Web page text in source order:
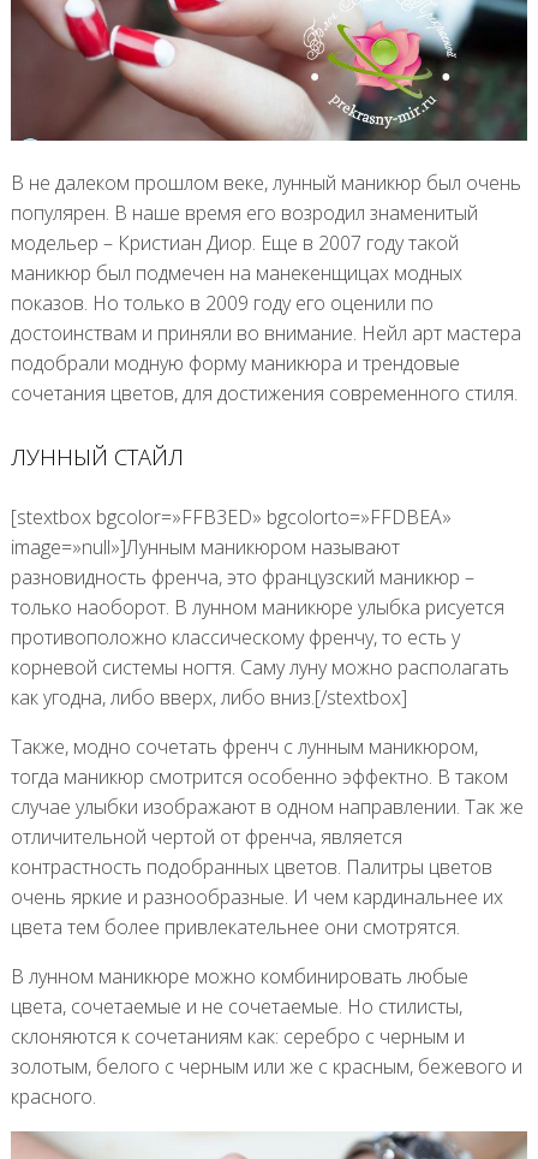
В не далеком прошлом веке, лунный маникюр был очень
популярен. В наше время его возродил знаменитый
модельер – Кристиан Диор. Еще в 2007 году такой
маникюр был подмечен на манекенщицах модных
показов. Но только в 2009 году его оценили по
достоинствам и приняли во внимание. Нейл арт мастера
подобрали модную форму маникюра и трендовые
сочетания цветов, для достижения современного стиля.
ЛУННЫЙ СТАЙЛ
[stextbox bgcolor=»FFB3ED» bgcolorto=»FFDBEA»
image=»null»]Лунным маникюром называют
разновидность френча, это французский маникюр –
только наоборот. В лунном маникюре улыбка рисуется
противоположно классическому френчу, то есть у
корневой системы ногтя. Саму луну можно располагать
как угодна, либо вверх, либо вниз.[/stextbox]
Также, модно сочетать френч с лунным маникюром,
тогда маникюр смотрится особенно эффектно. В таком
случае улыбки изображают в одном направлении. Так же
отличительной чертой от френча, является
контрастность подобранных цветов. Палитры цветов
очень яркие и разнообразные. И чем кардинальнее их
цвета тем более привлекательнее они смотрятся.
В лунном маникюре можно комбинировать любые
цвета, сочетаемые и не сочетаемые. Но стилисты,
склоняются к сочетаниям как: серебро с черным и
золотым, белого с черным или же с красным, бежевого и
красного.